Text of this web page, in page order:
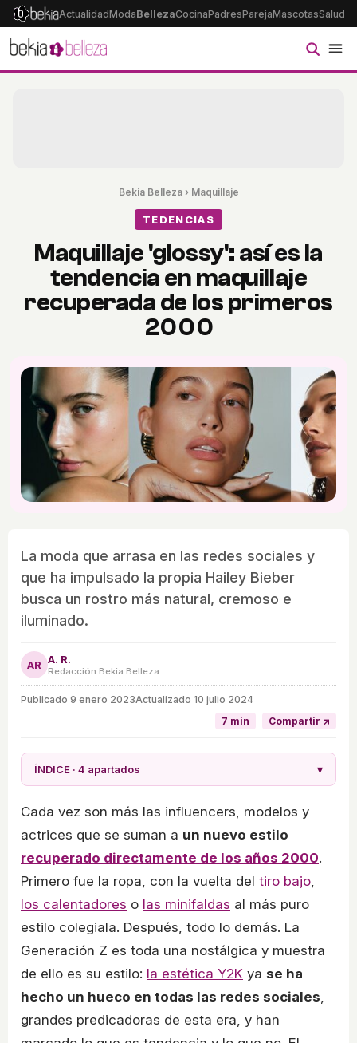
ActualidadModaBellezaCocinaPadresParejaMascotasSalud
Bekia Belleza› Maquillaje
TEDENCIAS
Maquillaje 'glossy': así es la
tendencia en maquillaje
recuperada de los primeros
2000
La moda que arrasa en las redes sociales y
que ha impulsado la propia Hailey Bieber
busca un rostro más natural, cremoso e
iluminado.
AR A. R.
Redacción Bekia Belleza
Publicado 9 enero 2023Actualizado 10 julio 2024
7 min
Compartir ↗
ÍNDICE · 4 apartados ▾
Cada vez son más las influencers, modelos y
actrices que se suman a un nuevo estilo
recuperado directamente de los años 2000.
Primero fue la ropa, con la vuelta del tiro bajo,
los calentadores o las minifaldas al más puro
estilo colegiala. Después, todo lo demás. La
Generación Z es toda una nostálgica y muestra
de ello es su estilo: la estética Y2K ya se ha
hecho un hueco en todas las redes sociales,
grandes predicadoras de esta era, y han